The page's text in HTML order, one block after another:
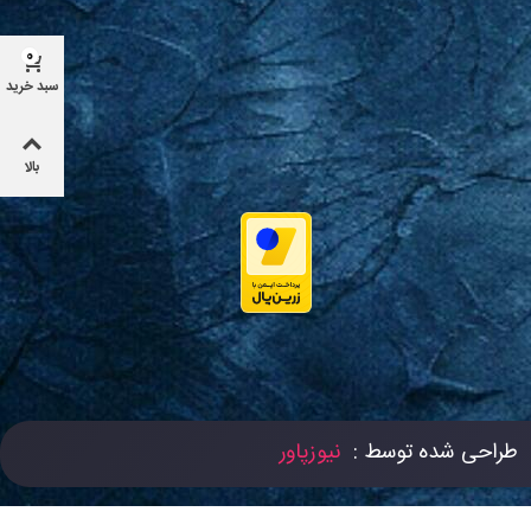
طراحی شده توسط : نیوزپاور
سبد خرید
0
بالا